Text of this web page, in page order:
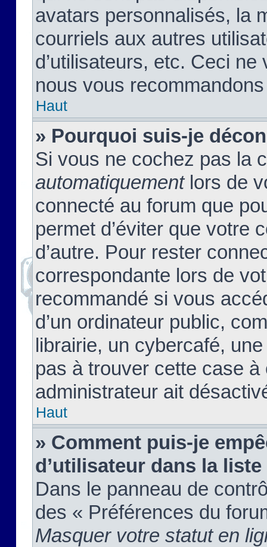
avatars personnalisés, la
courriels aux autres
d’utilisateurs, etc. Ceci
nous vous
Haut
» Pourquoi suis-je
Si vous ne cochez pas la
automatiquementlors de
connecté au forum que
permet d’éviter que votre
d’autre. Pour rester
correspondante lors de
recommandé si vous
d’un ordinateur public,
librairie, un cybercafé,
pas à trouver cette case à
administrateur ait
Haut
» Comment puis-je
d’utilisateur dans la
Dans le panneau de
des « Préférences du
Masquer votre statut en